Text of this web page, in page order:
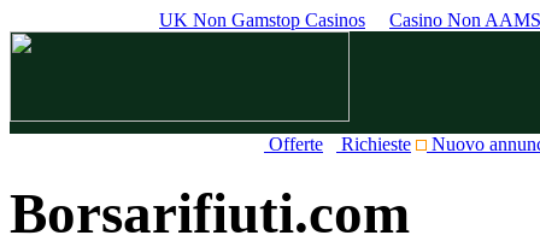
UK Non Gamstop Casinos Casino Non AAMS
Offerte Richieste Nuovo
Borsarifiuti.com